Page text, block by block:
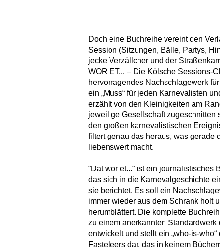
Doch eine Buchreihe vereint den
Session (Sitzungen, Bälle, Partys,
jecke Verzällcher und der
WOR ET... – Die Kölsche Sessions-
hervorragendes Nachschlagewerk
ein „Muss“ für jeden Karnevalisten
erzählt von den Kleinigkeiten am
jeweilige Gesellschaft zugeschnitten
den großen karnevalistischen
filtert genau das heraus, was gerade
liebenswert macht.
“Dat wor et...“ ist ein journalistisches
das sich in die Karnevalgeschichte
sie berichtet. Es soll ein
immer wieder aus dem Schrank holt
herumblättert. Die komplette
zu einem anerkannten Standardwerk
entwickelt und stellt ein „who-is-who“
Fasteleers dar, das in keinem